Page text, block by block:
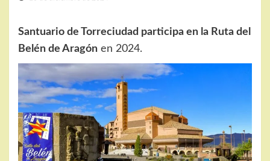
Santuario de Torreciudad participa en la Ruta del
Belén de Aragón en 2024.